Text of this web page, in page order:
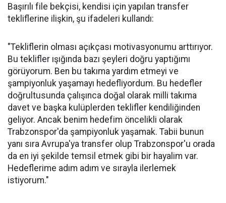
Başırılı file bekçisi, kendisi için yapılan transfer
tekliflerine ilişkin, şu ifadeleri kullandı:
"Tekliflerin olması açıkçası motivasyonumu arttırıyor.
Bu teklifler ışığında bazı şeyleri doğru yaptığımı
görüyorum. Ben bu takıma yardım etmeyi ve
şampiyonluk yaşamayı hedefliyordum. Bu hedefler
doğrultusunda çalışınca doğal olarak milli takıma
davet ve başka kulüplerden teklifler kendiliğinden
geliyor. Ancak benim hedefim öncelikli olarak
Trabzonspor'da şampiyonluk yaşamak. Tabii bunun
yanı sıra Avrupa'ya transfer olup Trabzonspor'u orada
da en iyi şekilde temsil etmek gibi bir hayalim var.
Hedeflerime adım adım ve sırayla ilerlemek
istiyorum."